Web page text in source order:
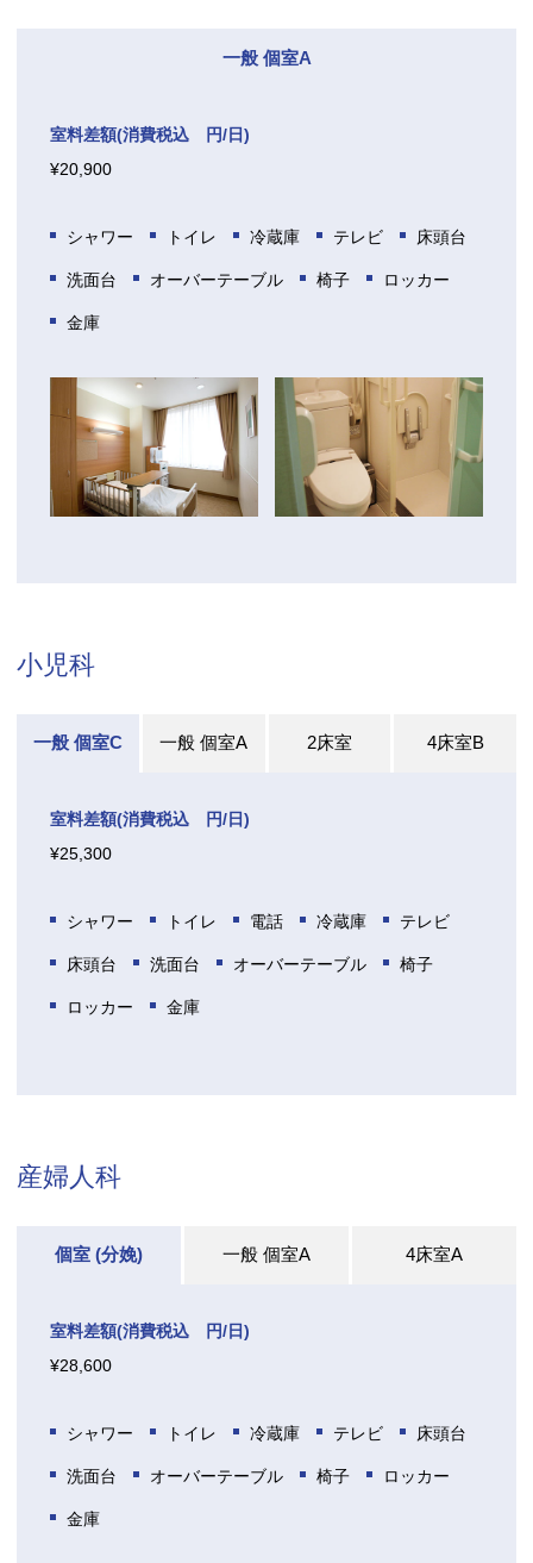
一般 個室A
室料差額(消費税込 円/日)
¥20,900
シャワー トイレ 冷蔵庫 テレビ 床頭台
洗面台 オーバーテーブル 椅子 ロッカー
金庫
小児科
一般 個室C 一般 個室A 2床室 4床室B
室料差額(消費税込 円/日)
¥25,300
シャワー トイレ 電話 冷蔵庫 テレビ
床頭台 洗面台 オーバーテーブル 椅子
ロッカー 金庫
産婦人科
個室 (分娩) 一般 個室A 4床室A
室料差額(消費税込 円/日)
¥28,600
シャワー トイレ 冷蔵庫 テレビ 床頭台
洗面台 オーバーテーブル 椅子 ロッカー
金庫